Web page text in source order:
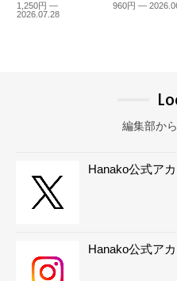
1,250円 —
2026.07.28
960円 —
編集部か
Hanako公式ア
Hanako公式ア